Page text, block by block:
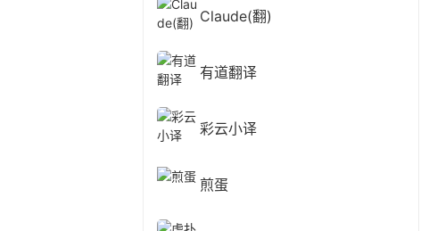
Claude(翻)
有道翻译
彩云小译
煎蛋